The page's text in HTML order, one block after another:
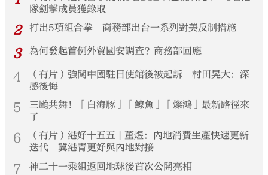
隊劍擊成員獲錄取
2 打出5項組合拳 商務部出台一系列對美反制措施
3 為何發起首例外貿國安調查？商務部回應
4
（有片）強闖中國駐日使館後被起訴 村田晃大：深
感後悔
5
三颱共舞！「白海豚」「鯨魚」「燦鴻」最新路徑來
了
6
（有片）港好十五五 | 董煜：內地消費生產快速更新
迭代 冀港青更好與內地對接
7 神二十一乘組返回地球後首次公開亮相